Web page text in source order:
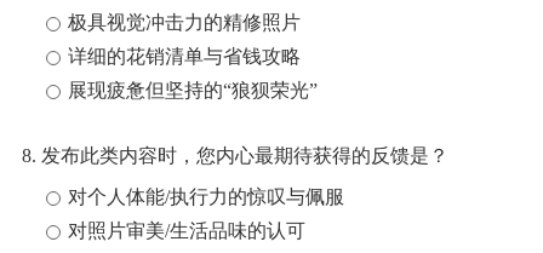
极具视觉冲击力的精修照片
详细的花销清单与省钱攻略
展现疲惫但坚持的“狼狈荣光”
8. 发布此类内容时，您内心最期待获得的反馈是？
对个人体能/执行力的惊叹与佩服
对照片审美/生活品味的认可